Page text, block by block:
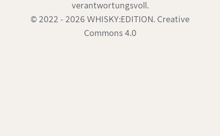
verantwortungsvoll.
© 2022 - 2026 WHISKY:EDITION. Creative
Commons 4.0